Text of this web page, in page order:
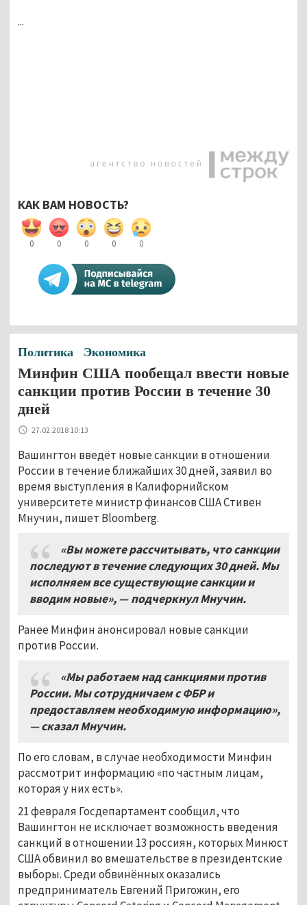
...
КАК ВАМ НОВОСТЬ?
0 0 0 0 0
Политика Экономика
Минфин США пообещал ввести новые
санкции против России в течение 30
дней
27.02.2018 10:13
Вашингтон введёт новые санкции в отношении
России в течение ближайших 30 дней, заявил во
время выступления в Калифорнийском
университете министр финансов США Стивен
Мнучин, пишет Bloomberg.
«Вы можете рассчитывать, что санкции
последуют в течение следующих 30 дней. Мы
исполняем все существующие санкции и
вводим новые», — подчеркнул Мнучин.
Ранее Минфин анонсировал новые санкции
против России.
«Мы работаем над санкциями против
России. Мы сотрудничаем с ФБР и
предоставляем необходимую информацию»,
— сказал Мнучин.
По его словам, в случае необходимости Минфин
рассмотрит информацию «по частным лицам,
которая у них есть».
21 февраля Госдепартамент сообщил, что
Вашингтон не исключает возможность введения
санкций в отношении 13 россиян, которых Минюст
США обвинил во вмешательстве в президентские
выборы. Среди обвинённых оказались
предприниматель Евгений Пригожин, его